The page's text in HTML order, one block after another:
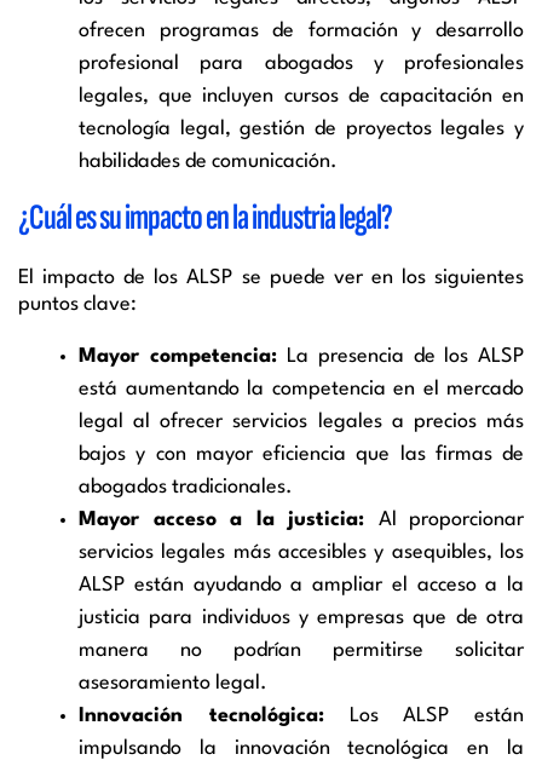
ofrecen programas de formación y desarrollo
profesional para abogados y profesionales
legales, que incluyen cursos de capacitación en
tecnología legal, gestión de proyectos legales y
habilidades de comunicación.
¿Cuál es su impacto en la industria legal?
El impacto de los ALSP se puede ver en los siguientes
puntos clave:
Mayor competencia: La presencia de los ALSP
está aumentando la competencia en el mercado
legal al ofrecer servicios legales a precios más
bajos y con mayor eficiencia que las firmas de
abogados tradicionales.
Mayor acceso a la justicia: Al proporcionar
servicios legales más accesibles y asequibles, los
ALSP están ayudando a ampliar el acceso a la
justicia para individuos y empresas que de otra
manera no podrían permitirse solicitar
asesoramiento legal.
Innovación tecnológica:Los ALSP están
impulsando la innovación tecnológica en la